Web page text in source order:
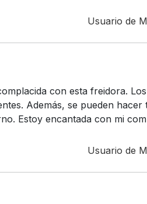
Usuario de
con esta freidora.
Además, se pueden
Estoy encantada con mi
Usuario de